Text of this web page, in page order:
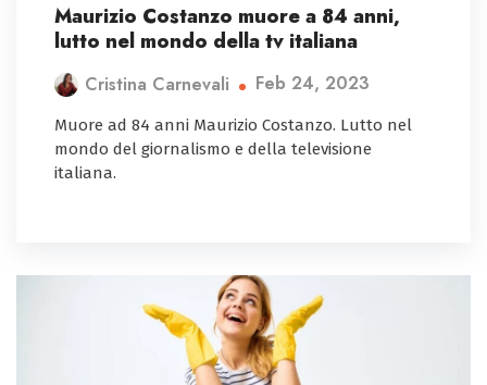
Maurizio Costanzo muore a 84 anni,
lutto nel mondo della tv italiana
Cristina Carnevali Feb 24, 2023
Muore ad 84 anni Maurizio Costanzo. Lutto nel
mondo del giornalismo e della televisione
italiana.